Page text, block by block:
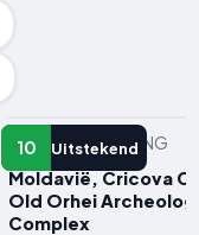
10 Uitstekend
PRIVéRONDLEIDING
Moldavië, Cricova
Old Orhei
Complex